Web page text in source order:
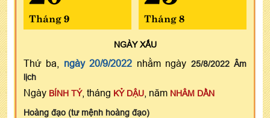
Tháng 9 Tháng 8
NGÀYXẤU
Thứ ba, ngày 20/9/2022 nhằm ngày 25/8/2022 Âm
lịch
Ngày BÍNH TÝ, tháng KỶ DẬU , năm NHÂM DẦN
Hoàng đạo (tư mệnh hoàng đạo)